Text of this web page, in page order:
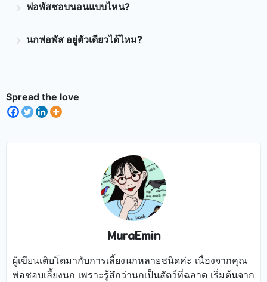
ฟอพัสชอบนอนแบบไหน?
ตามวัยของพวกเขา ในช่วงเวลากลางวัน นกฟอพัสมักจะ
ให้ไว้ในกรณีที่นกของคุณต้องการนอนอยู่ในช่วงเวลา
กลางวัน
อย่างไรก็ตาม ต้องระวังไม่ให้มีวัตถุเสี่ยงที่อาจทำให้นก
เกิดการบาดเจ็บหรือทำให้พวกเขาไม่สบายเมื่อนอน โดย
เฉพาะอย่างยิ่งของเล่นที่มีขอบเหล็กหรือขอบคม ซึ่งอาจ
ทำให้เกิดบาดเจ็บกับลำตัวของนกได้ ควรให้ฟอพัสมีพื้นที่
เพียงพอในการเคลื่อนไหวและนอนหลับในตำแหน่งที่นก
ต้องรีบพาไปพบสัตวแพทย์เพื่อตรวจสอบสุขภาพว่าเป็น
ปกติหรือไม่ หรือหากพบว่านกของคุณมีภาวะโรคหรือ
นกฟอพัส อยู่ตัวเดียวได้ไหม?
ทำให้พวกเขาเคลื่อนย้ายน้อยลง ซึ่งอาจกลายเป็นปัญหา
ที่ทำให้นกเครียดได้ เจ้าของควรมีปฏิสัมพันธ์กับนกบ่อยๆ
Spread the love
MuraEmin
ผู้เขียนเติบโตมากับการเลี้ยงนกหลายชนิดค่ะ เนื่องจากคุณ
พ่อชอบเลี้ยงนก เพราะรู้สึกว่านกเป็นสัตว์ที่ฉลาด เริ่มต้นจาก